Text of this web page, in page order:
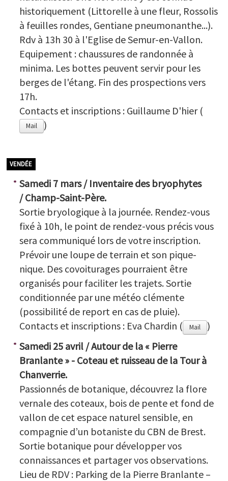
historiquement (Littorelle à une fleur, Rossolis
à feuilles rondes, Gentiane pneumonanthe...).
Rdv à 13h 30 à l'Eglise de Semur-en-Vallon.
Equipement : chaussures de randonnée à
minima. Les bottes peuvent servir pour les
berges de l'étang. Fin des prospections vers
17h.
Contacts et inscriptions : Guillaume D'hier (
Mail )
VENDÉE
Samedi 7 mars / Inventaire des bryophytes
/Champ-Saint-Père.
Sortie bryologique à la journée. Rendez-vous
fixé à 10h, le point de rendez-vous précis vous
sera communiqué lors de votre inscription.
Prévoir une loupe de terrain et son pique-
nique. Des covoiturages pourraient être
organisés pour faciliter les trajets. Sortie
conditionnée par une météo clémente
(possibilité de report en cas de pluie).
Contacts et inscriptions : Eva Chardin (
Mail
)
Samedi 25 avril / Autour de la « Pierre
Branlante » - Coteau et ruisseau de la Tour à
Chanverrie.
Passionnés de botanique, découvrez la flore
vernale des coteaux, bois de pente et fond de
vallon de cet espace naturel sensible, en
compagnie d’un botaniste du CBN de Brest.
Sortie botanique pour développer vos
connaissances et partager vos observations.
Lieu de RDV : Parking de la Pierre Branlante –